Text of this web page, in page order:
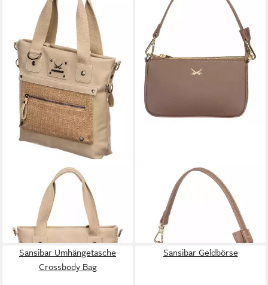
Handtasche Shopper
139,95 €
lieferbar - in 3-4 Werktagen bei dir
Schultertasche
119,95 €
lieferbar - in 3-4 Werktagen bei dir
Sansibar Umhängetasche
Crossbody Bag
Sansibar Geldbörse